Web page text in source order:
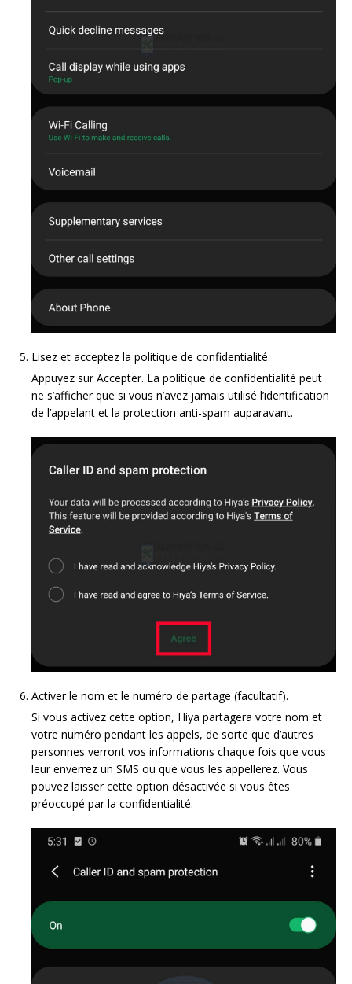
Lisez et acceptez la politique de confidentialité.
Appuyez sur Accepter. La politique de confidentialité peut
ne s’afficher que si vous n’avez jamais utilisé l’identification
de l’appelant et la protection anti-spam auparavant.
Activer le nom et le numéro de partage (facultatif).
Si vous activez cette option, Hiya partagera votre nom et
votre numéro pendant les appels, de sorte que d’autres
personnes verront vos informations chaque fois que vous
leur enverrez un SMS ou que vous les appellerez. Vous
pouvez laisser cette option désactivée si vous êtes
préoccupé par la confidentialité.